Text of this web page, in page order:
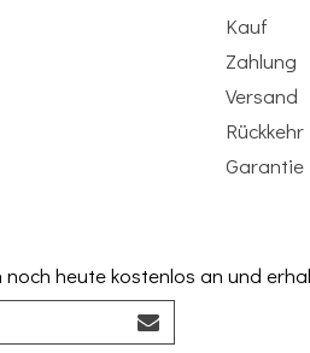
Kauf
Zahlung
Versand
Rückkehr
Garantie
noch heute kostenlos an und